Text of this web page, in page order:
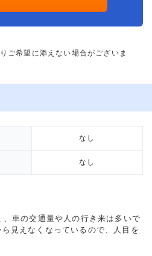
ご希望に添えない場合がございま
なし
なし
車の交通量や人の行き来は多いで
見えなくなっているので、人目を